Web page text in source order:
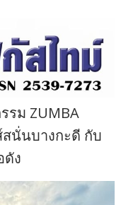
รม ZUMBA
สนั่นบางกะดี กับ
ง